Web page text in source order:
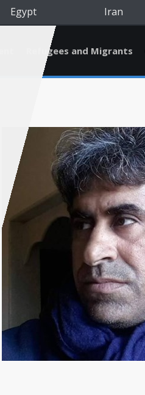
Egypt Iran
Refugees and Migrants